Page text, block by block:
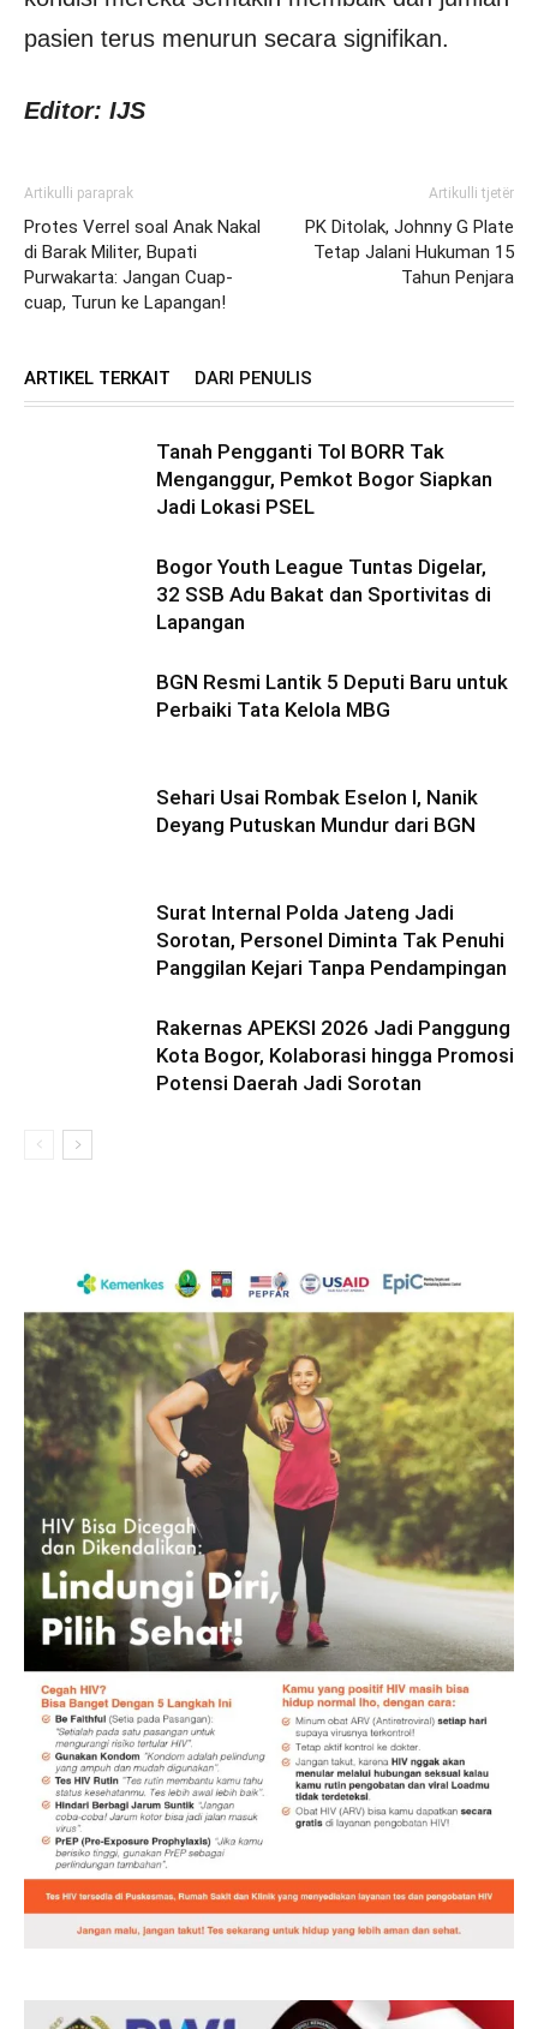
pasien terus menurun secara signifikan.
Editor: IJS
Artikulli paraprak
Protes Verrel soal Anak Nakal
di Barak Militer, Bupati
Purwakarta: Jangan Cuap-
cuap, Turun ke Lapangan!
Artikulli tjetër
PK Ditolak, Johnny G Plate
Tetap Jalani Hukuman 15
Tahun Penjara
ARTIKEL TERKAIT DARI PENULIS
Tanah Pengganti Tol BORR Tak
Menganggur, Pemkot Bogor Siapkan
Jadi Lokasi PSEL
Bogor Youth League Tuntas Digelar,
32 SSB Adu Bakat dan Sportivitas di
Lapangan
BGN Resmi Lantik 5 Deputi Baru untuk
Perbaiki Tata Kelola MBG
Sehari Usai Rombak Eselon I, Nanik
Deyang Putuskan Mundur dari BGN
Surat Internal Polda Jateng Jadi
Sorotan, Personel Diminta Tak Penuhi
Panggilan Kejari Tanpa Pendampingan
Rakernas APEKSI 2026 Jadi Panggung
Kota Bogor, Kolaborasi hingga Promosi
Potensi Daerah Jadi Sorotan